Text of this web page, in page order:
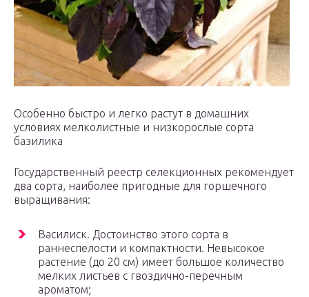
Особенно быстро и легко растут в домашних
условиях мелколистные и низкорослые сорта
базилика
Государственный реестр селекционных рекомендует
два сорта, наиболее пригодные для горшечного
выращивания:
Василиск. Достоинство этого сорта в
раннеспелости и компактности. Невысокое
растение (до 20 см) имеет большое количество
мелких листьев с гвоздично-перечным
ароматом;